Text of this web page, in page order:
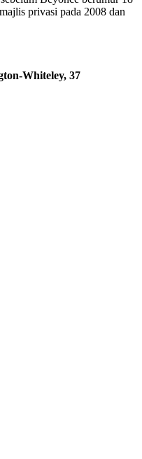
privasi pada 2008 dan
Whiteley, 37